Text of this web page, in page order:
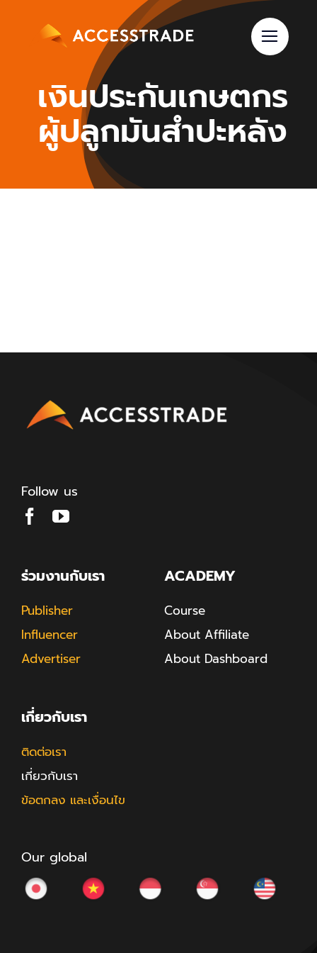
เงินประกันเกษตกร
ผู้ปลูกมันสำปะหลัง
Follow us
ร่วมงานกับเรา
Publisher
Influencer
Advertiser
ACADEMY
Course
About Affiliate
About Dashboard
เกี่ยวกับเรา
ติดต่อเรา
เกี่ยวกับเรา
ข้อตกลง และเงื่อนไข
Our global